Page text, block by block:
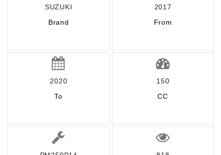
SUZUKI
Brand
2017
From
2020
To
150
CC